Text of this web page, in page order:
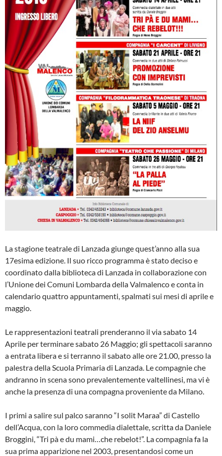
La stagione teatrale di Lanzada giunge quest’anno alla sua
17esima edizione. Il suo ricco programma è stato deciso e
coordinato dalla biblioteca di Lanzada in collaborazione con
l’Unione dei Comuni Lombarda della Valmalenco e conta in
calendario quattro appuntamenti, spalmati sui mesi di aprile e
maggio.
Le rappresentazioni teatrali prenderanno il via sabato 14
Aprile per terminare sabato 26 Maggio; gli spettacoli saranno
a entrata libera e si terranno il sabato alle ore 21.00, presso la
palestra della Scuola Primaria di Lanzada. Le compagnie che
andranno in scena sono prevalentemente valtellinesi, ma vi è
anche la presenza di una compagna proveniente da Milano.
I primi a salire sul palco saranno “I solit Maraa” di Castello
dell’Acqua, con la loro commedia dialettale, scritta da Daniele
Broggini, “Tri pà e du mami…che rebelot!”. La compagnia fa la
sua prima apparizione nel 2003, presentandosi come un